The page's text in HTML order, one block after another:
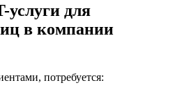
услуги для
в компании
потребуется: